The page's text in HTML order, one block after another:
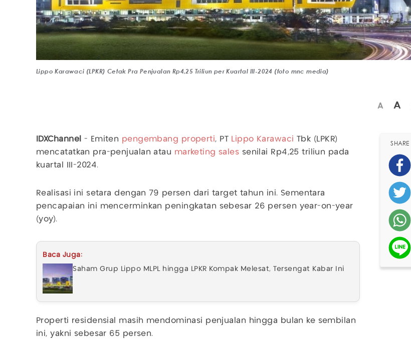
Lippo Karawaci (LPKR) Cetak Pra Penjualan Rp4,25 Triliun per Kuartal III-2024 (foto mnc media)
A A
IDXChannel - Emiten pengembang properti, PT Lippo Karawaci
Tbk (LPKR)
mencatatkan pra-penjualan atau marketing sales senilai Rp4,25 triliun pada
kuartal III-2024.
Realisasi ini setara dengan 79 persen dari target tahun ini. Sementara
pencapaian ini mencerminkan peningkatan sebesar 26 persen year-on-year
(yoy).
Baca Juga:
Saham Grup Lippo MLPL hingga LPKR Kompak Melesat, Tersengat Kabar Ini
Properti residensial masih mendominasi penjualan hingga bulan ke sembilan
ini, yakni sebesar 65 persen.
SHARE